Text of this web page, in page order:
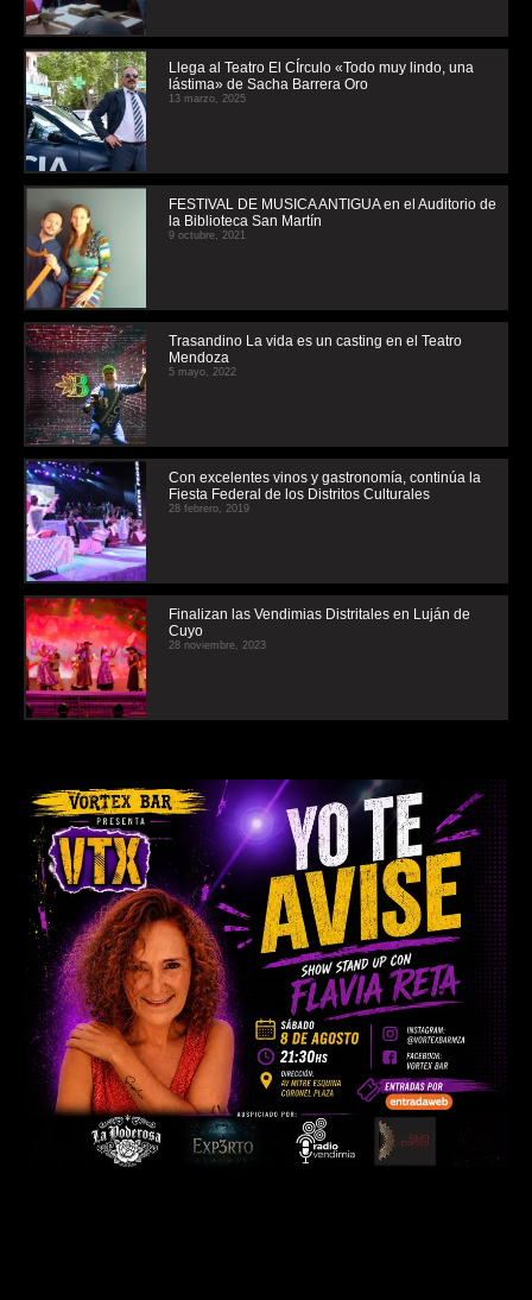
Llega al Teatro El CÍrculo «Todo muy lindo, una
lástima» de Sacha Barrera Oro
13 marzo, 2025
FESTIVAL DE MUSICA ANTIGUA en el Auditorio de
la Biblioteca San Martín
9 octubre, 2021
Trasandino La vida es un casting en el Teatro
Mendoza
5 mayo, 2022
Con excelentes vinos y gastronomía, continúa la
Fiesta Federal de los Distritos Culturales
28 febrero, 2019
Finalizan las Vendimias Distritales en Luján de
Cuyo
28 noviembre, 2023